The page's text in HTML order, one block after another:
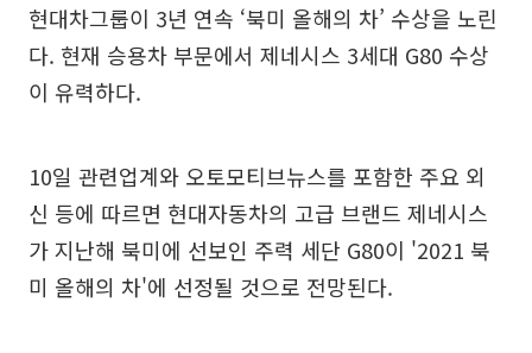
현대차그룹이 3년 연속 ‘북미 올해의 차’ 수상을 노린
다. 현재 승용차 부문에서 제네시스 3세대 G80 수상
이 유력하다.
10일 관련업계와 오토모티브뉴스를 포함한 주요 외
신 등에 따르면 현대자동차의 고급 브랜드 제네시스
가 지난해 북미에 선보인 주력 세단 G80이 '2021 북
미 올해의 차'에 선정될 것으로 전망된다.